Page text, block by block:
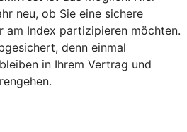
neu, ob Sie eine sichere
am Index partizipieren möchten.
denn einmal
in Ihrem Vertrag und